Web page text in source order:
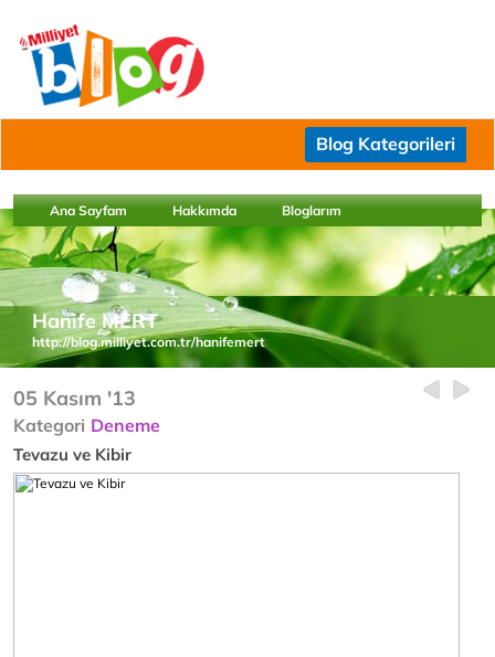
Blog Kategorileri
Ana Sayfam Hakkımda Bloglarım
Hanife MERT
http://blog.milliyet.com.tr/hanifemert
05 Kasım '13
Kategori Deneme
Tevazu ve Kibir